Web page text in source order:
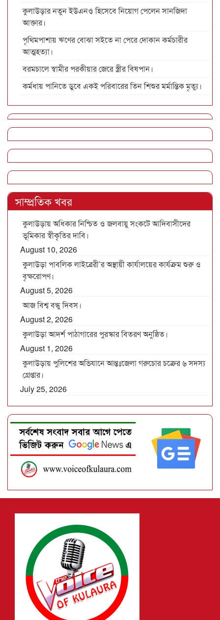
কুলাউড়ার নতুন ইউএনও হিসেবে নিয়োগ পেলেন সানজিদা
আক্তার।
পৃথিমপাশায় ঋণের বোঝা সইতে না পেরে দোকান কর্মচারীর
আত্মহত্যা।
বরমচালে স্বামীর পরকীয়ার জেরে স্ত্রীর বিষপান।
কর্মধায় পানিতে ডুবে একই পরিবারের তিন শিশুর মর্মান্তিক মৃত্যু।
সাম্প্রতিক খবর
কুলাউড়ায় অধিকার নিশ্চিত ও জলবায়ু সংকটে আদিবাসীদের
ভূমিকার স্বীকৃতির দাবি।
August 10, 2026
কুলাউড়া পাবলিক লাইব্রেরী’র অস্থায়ী কার্যালয়ের কার্যক্রম শুরু ও
বৃক্ষরোপণ।
August 5, 2026
আজ বিশ্ব বন্ধু দিবস।
August 2, 2026
কুলাউড়া আদর্শ পাঠাগারের পুরস্কার বিতরণ অনুষ্ঠিত।
August 1, 2026
কুলাউড়ায় পুলিশের অভিযানে আন্তঃজেলা গরুচোর চক্রের ৬ সদস্য
গ্রেপ্তার।
July 25, 2026